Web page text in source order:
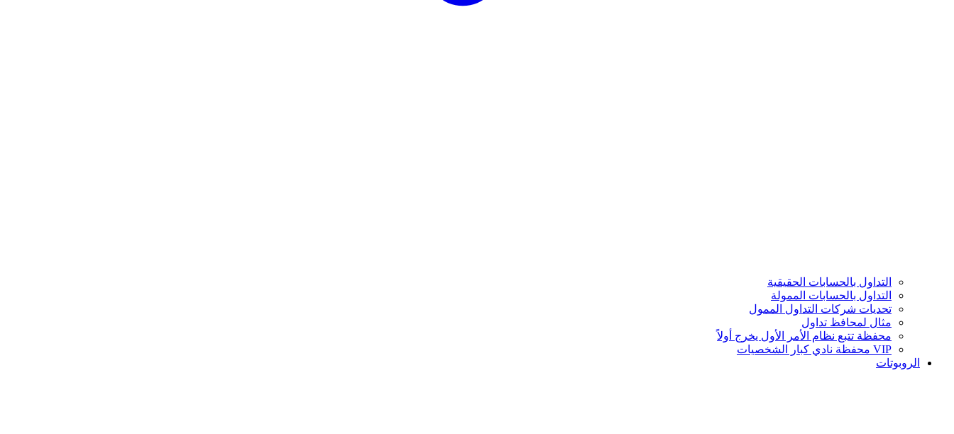
التداول بالحسابات الحقيقية
التداول بالحسابات الممولة
تحديات شركات التداول الممول
مثال لمحافظ تداول
محفظة تتبع نظام الأمر الأول يخرج أولاً
VIP محفظة نادي كبار الشخصيات
الروبوتات